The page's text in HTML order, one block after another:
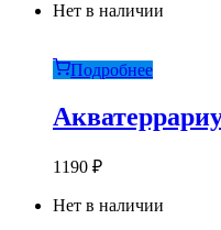
Нет в наличии
Подробнее
1190 ₽
Нет в наличии